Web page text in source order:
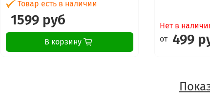
Товар есть в наличии
1599 руб
В корзину
Нет в
от 499